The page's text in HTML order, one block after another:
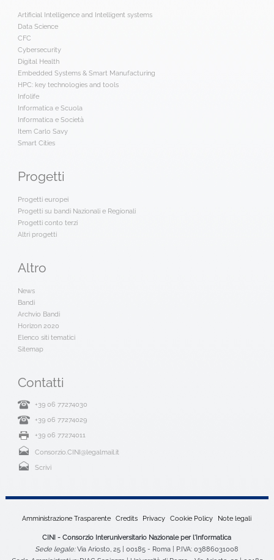
Artificial Intelligence and Intelligent systems
Data Science
CFC
Cybersecurity
Digital Health
Embedded Systems & Smart Manufacturing
HPC: key technologies and tools
Infolife
Informatica e Scuola
Informatica e Società
Item Carlo Savy
Smart Cities
Progetti
Progetti europei
Progetti su bandi Nazionali e Regionali
Progetti conto terzi
Altri progetti
Altro
News
Bandi
Archvio Bandi
Horizon 2020
Elenco siti tematici
Sitemap
Contatti
+39 06 77274030
+39 06 77274029
+39 06 77274011
Consorzio.CINI@legalmail.it
Scrivi
Amministrazione Trasparente Credits Privacy Cookie Policy Note legali
CINI - Consorzio Interuniversitario Nazionale per l'Informatica
Sede legale:Via Ariosto, 25 | 00185 - Roma | P.IVA: 03886031008